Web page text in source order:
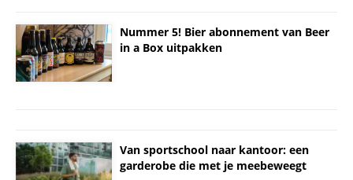
Nummer 5! Bier abonnement van Beer
in a Box uitpakken
Van sportschool naar kantoor: een
garderobe die met je meebeweegt